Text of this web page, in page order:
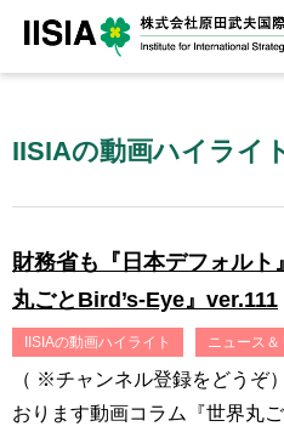
IISIAの動画ハイライ
財務省も『日本デフォル
丸ごとBird’s-Eye』ver.111
IISIAの動画ハイライト ニュース＆
（ ※チャンネル登録をどうぞ
おります動画コラム『世界丸